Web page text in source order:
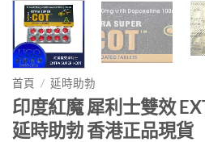
首頁 / 延時助勃
印度紅魔 犀利士雙效
延時助勃 香港正品現貨